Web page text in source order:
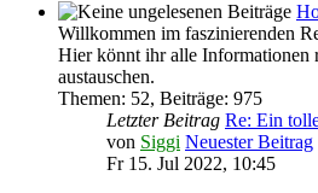
Willkommen im faszinierenden
Hier könnt ihr alle Informationen
austauschen.
Themen: 52, Beiträge: 975
Letzter Beitrag Re: Ein
von Siggi Neuester Beitrag
Fr 15. Jul 2022, 10:45